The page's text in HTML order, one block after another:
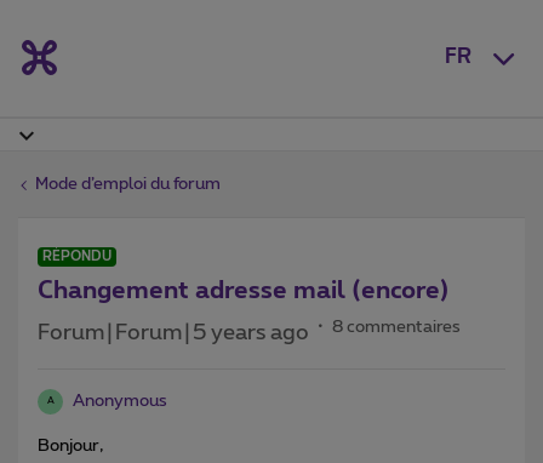
FR
Mode d’emploi du forum
RÉPONDU
Changement adresse mail (encore)
Forum|Forum|5 years ago 8 commentaires
A Anonymous
Bonjour,